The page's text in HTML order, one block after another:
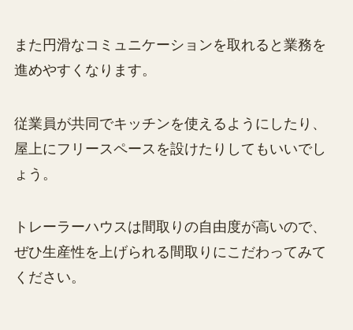
また円滑なコミュニケーションを取れると業務を
進めやすくなります。
従業員が共同でキッチンを使えるようにしたり、
屋上にフリースペースを設けたりしてもいいでし
ょう。
トレーラーハウスは間取りの自由度が高いので、
ぜひ生産性を上げられる間取りにこだわってみて
ください。